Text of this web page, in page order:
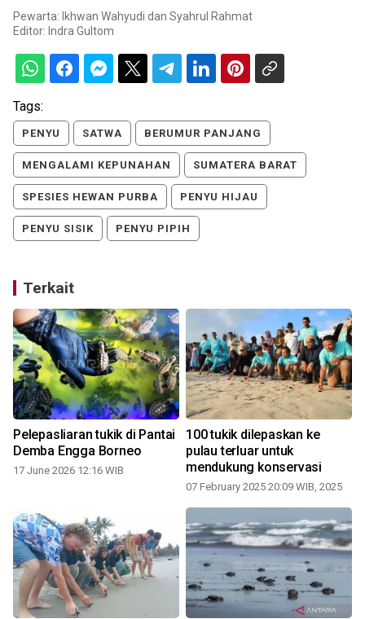
Pewarta: Ikhwan Wahyudi dan Syahrul Rahmat
Editor: Indra Gultom
Tags:
PENYU SATWA BERUMUR PANJANG
MENGALAMI KEPUNAHAN SUMATERA BARAT
SPESIES HEWAN PURBA PENYU HIJAU
PENYU SISIK PENYU PIPIH
Terkait
Pelepasliaran tukik di Pantai
Demba Engga Borneo
17 June 2026 12:16 WIB
100 tukik dilepaskan ke
pulau terluar untuk
mendukung konservasi
07 February 2025 20:09 WIB, 2025